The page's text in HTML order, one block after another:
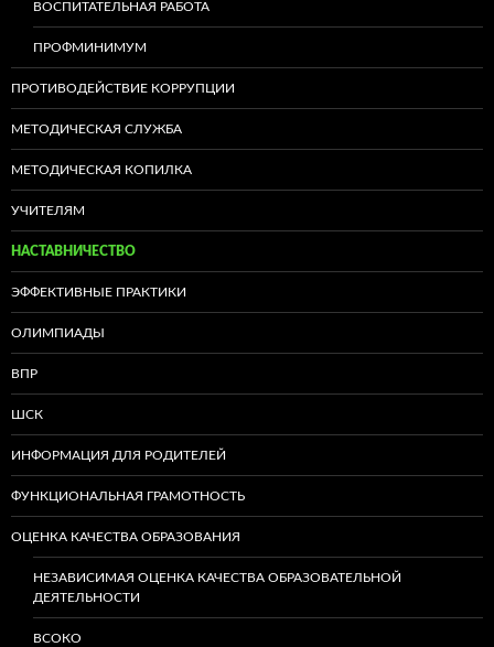
ВОСПИТАТЕЛЬНАЯ РАБОТА
ПРОФМИНИМУМ
ПРОТИВОДЕЙСТВИЕ КОРРУПЦИИ
МЕТОДИЧЕСКАЯ СЛУЖБА
МЕТОДИЧЕСКАЯ КОПИЛКА
УЧИТЕЛЯМ
НАСТАВНИЧЕСТВО
ЭФФЕКТИВНЫЕ ПРАКТИКИ
ОЛИМПИАДЫ
ВПР
ШСК
ИНФОРМАЦИЯ ДЛЯ РОДИТЕЛЕЙ
ФУНКЦИОНАЛЬНАЯ ГРАМОТНОСТЬ
ОЦЕНКА КАЧЕСТВА ОБРАЗОВАНИЯ
НЕЗАВИСИМАЯ ОЦЕНКА КАЧЕСТВА ОБРАЗОВАТЕЛЬНОЙ
ДЕЯТЕЛЬНОСТИ
ВСОКО